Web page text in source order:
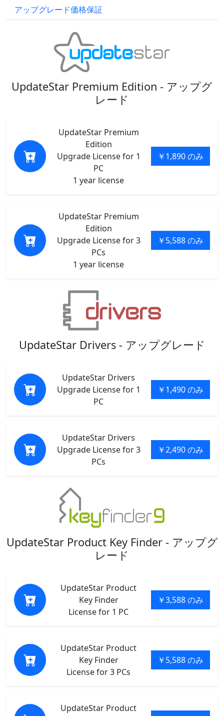
アップグレード価格保証
UpdateStar Premium Edition - アップグ
レード
UpdateStar Premium
Edition
Upgrade License for 1
PC
1 year license
￥1,890 のみ
UpdateStar Premium
Edition
Upgrade License for 3
PCs
1 year license
￥5,588 のみ
UpdateStar Drivers - アップグレード
UpdateStar Drivers
Upgrade License for 1
PC
￥1,490 のみ
UpdateStar Drivers
Upgrade License for 3
PCs
￥2,490 のみ
UpdateStar Product Key Finder - アップグ
レード
UpdateStar Product
Key Finder
License for 1 PC
￥3,588 のみ
UpdateStar Product
Key Finder
License for 3 PCs
￥5,588 のみ
UpdateStar Product